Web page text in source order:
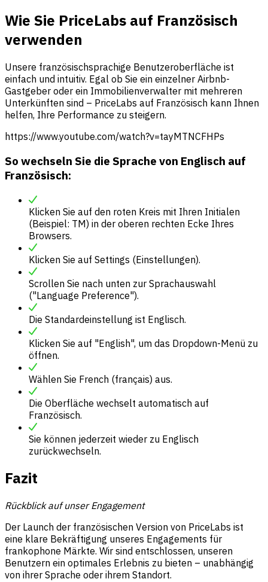
Wie Sie PriceLabs auf Französisch
verwenden
Unsere französischsprachige Benutzeroberfläche ist
einfach und intuitiv. Egal ob Sie ein einzelner Airbnb-
Gastgeber oder ein Immobilienverwalter mit mehreren
Unterkünften sind – PriceLabs auf Französisch kann Ihnen
helfen, Ihre Performance zu steigern.
https://www.youtube.com/watch?v=tayMTNCFHPs
So wechseln Sie die Sprache von Englisch auf
Französisch:
Klicken Sie auf den roten Kreis mit Ihren Initialen
(Beispiel: TM) in der oberen rechten Ecke Ihres
Browsers.
Klicken Sie auf Settings (Einstellungen).
Scrollen Sie nach unten zur Sprachauswahl
("Language Preference").
Die Standardeinstellung ist Englisch.
Klicken Sie auf "English", um das Dropdown-Menü zu
öffnen.
Wählen Sie French (français) aus.
Die Oberfläche wechselt automatisch auf
Französisch.
Sie können jederzeit wieder zu Englisch
zurückwechseln.
Fazit
Rückblick auf unser Engagement
Der Launch der französischen Version von PriceLabs ist
eine klare Bekräftigung unseres Engagements für
frankophone Märkte. Wir sind entschlossen, unseren
Benutzern ein optimales Erlebnis zu bieten – unabhängig
von ihrer Sprache oder ihrem Standort.